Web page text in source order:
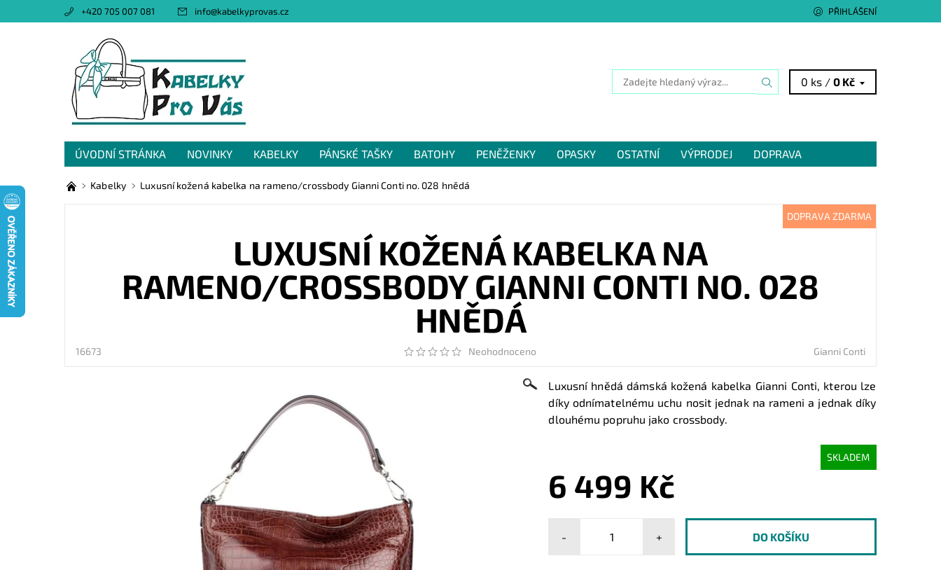
+420 705 007 081 info@kabelkyprovas.cz PŘIHLÁŠENÍ
0 ks /0 Kč
ÚVODNÍ STRÁNKA NOVINKY KABELKY PÁNSKÉ TAŠKY BATOHY PENĚŽENKY OPASKY OSTATNÍ VÝPRODEJ
DOPRAVA
OBCHODNÍ PODMÍNKY
GDPR NAPIŠTE NÁM
Kabelky Luxusní kožená kabelka na rameno/crossbody Gianni Conti no. 028 hnědá
DOPRAVA ZDARMA
LUXUSNÍ KOŽENÁ KABELKA NA
RAMENO/CROSSBODY GIANNI CONTI NO. 028
HNĚDÁ
16673 Neohodnoceno Gianni Conti
Luxusní hnědá dámská kožená kabelka Gianni Conti, kterou lze
díky odnímatelnému uchu nosit jednak na rameni a jednak díky
dlouhému popruhu jako crossbody.
SKLADEM
6 499 Kč
- +